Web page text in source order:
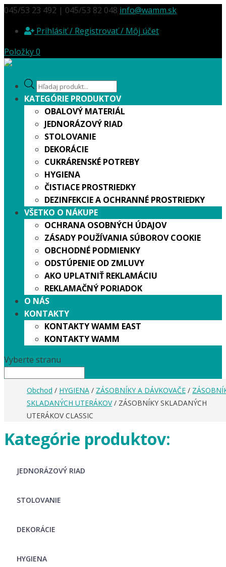
045/53 23 492 | 045/53 82 048 info@wamm.sk
Prihlásiť / Registrovať / Môj účet
Položky 0
Products
search
KATEGÓRIE PRODUKTOV
OBALOVÝ MATERIÁL
JEDNORÁZOVÝ RIAD
STOLOVANIE
DEKORÁCIE
CUKRÁRENSKÉ POTREBY
HYGIENA
ČISTIACE PROSTRIEDKY
DEZINFEKCIE A OCHRANNÉ PROSTRIEDKY
VŠETKO O NÁKUPE
OCHRANA OSOBNÝCH ÚDAJOV
ZÁSADY POUŽÍVANIA SÚBOROV COOKIE
OBCHODNÉ PODMIENKY
ODSTÚPENIE OD ZMLUVY
AKO UPLATNIŤ REKLAMÁCIU
REKLAMAČNÝ PORIADOK
O NÁS
KONTAKTY
KONTAKTY WAMM EAST
KONTAKTY WAMM
Vyberte stranu
Obchod / HYGIENA / ZÁSOBNÍKY A DÁVKOVAČE /
SKLADANÝCH UTERÁKOV/ ZÁSOBNÍKY SKLADANÝCH
UTERÁKOV CLASSIC
Kategórie produktov:
JEDNORÁZOVÝ RIAD
STOLOVANIE
DEKORÁCIE
HYGIENA